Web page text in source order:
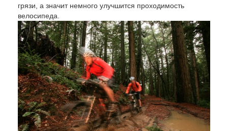
грязи, а значит немного улучшится проходимость
велосипеда.